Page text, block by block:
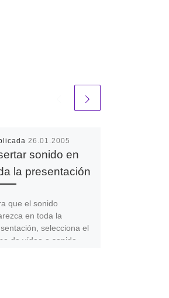
26.01.2005
sonido en
la presentación
que el sonido
en toda la
selecciona el
de vídeo o sonido